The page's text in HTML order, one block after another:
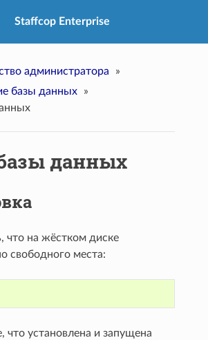
Staffcop Enterprise
администратора
»
базы данных
»
данных
что на жёстком диске
свободного места:
что установлена и запущена